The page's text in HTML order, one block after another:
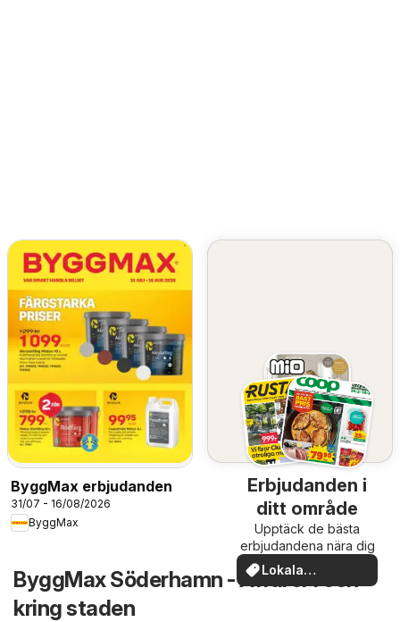
ByggMax erbjudanden
31/07 - 16/08/2026
ByggMax
Erbjudanden i
ditt område
Upptäck de bästa
erbjudandena nära dig
Lokala
erbjudanden
ByggMax Söderhamn - Affärer i och
kring staden